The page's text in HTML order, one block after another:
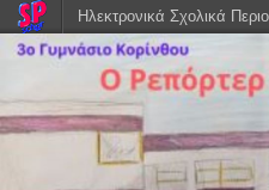
Ηλεκτρονικά Σχολικά